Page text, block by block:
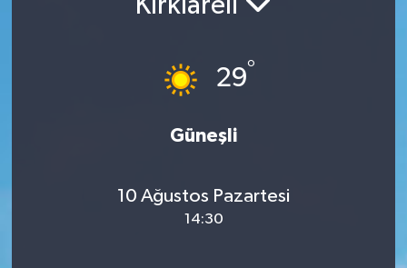
Kırklareli
29°
Güneşli
10 Ağustos Pazartesi
14:30